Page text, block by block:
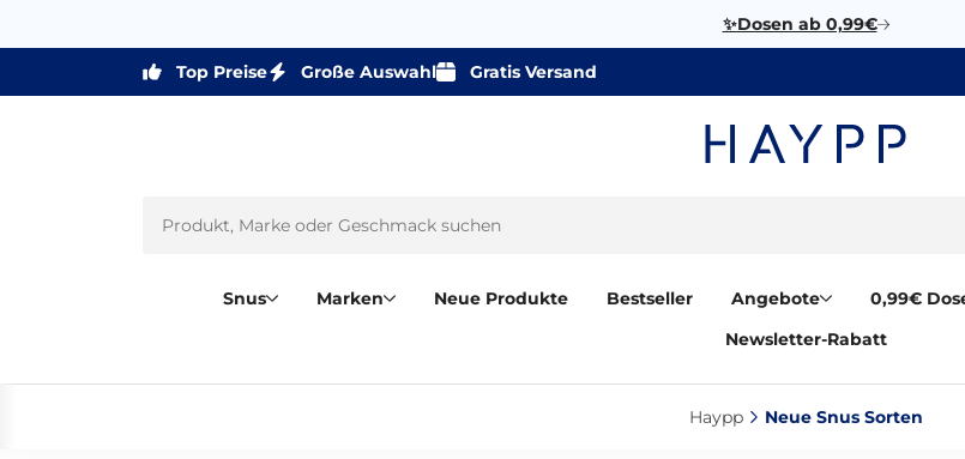
✨Dosen ab 0,99€
Top Preise Große Auswahl Gratis Versand
Snus Marken Neue Produkte Bestseller Angebote 0,99€
Newsletter-Rabatt
Haypp‎ Neue Snus Sorten‎